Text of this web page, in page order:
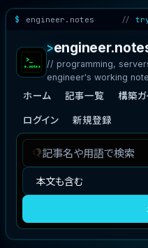
engineer.notes
// programming,
engineer's working
ホーム 記事一覧 構築ガ
ログイン 新規登録
事
検
索
索
象